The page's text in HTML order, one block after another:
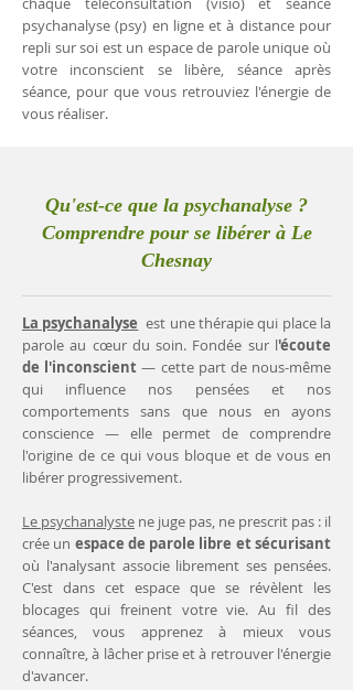
psychanalyse (psy) en ligne et à distance pour
repli sur soi est un espace de parole unique où
votre inconscient se libère, séance après
séance, pour que vous retrouviez l'énergie de
vous réaliser.
Qu'est-ce que la psychanalyse ?
Comprendre pour se libérer à Le
Chesnay
La psychanalyse est une thérapie qui place la
parole au cœur du soin. Fondée sur l'écoute
de l'inconscient— cette part de nous-même
qui influence nos pensées et nos
comportements sans que nous en ayons
conscience — elle permet de comprendre
l'origine de ce qui vous bloque et de vous en
libérer progressivement.
Le psychanalyste ne juge pas, ne prescrit pas : il
crée un espace de parole libre et sécurisant
où l'analysant associe librement ses pensées.
C'est dans cet espace que se révèlent les
blocages qui freinent votre vie. Au fil des
séances, vous apprenez à mieux vous
connaître, à lâcher prise et à retrouver l'énergie
d'avancer.